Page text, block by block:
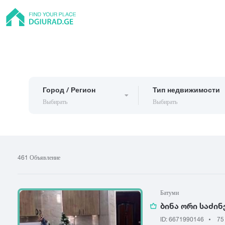
Город / Регион
Выбирать
Абастумани
Батуми
В
Вале
Тип недвижимости
Выбирать
Гостевой дом
Коттедж
461 Объявление
Батуми
ბინა ორი
ID: 6671990146 75